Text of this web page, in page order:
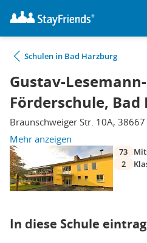
Schulen in Bad Harzburg
Gustav-
Förderschule,
Braunschweiger Str. 10A,
Mehr anzeigen
73
2
In diese Schule